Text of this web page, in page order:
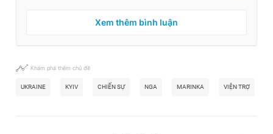
Xem thêm bình luận
Khám phá thêm chủ đề
UKRAINE KYIV CHIẾN SỰ NGA MARINKA VIỆN TRỢ